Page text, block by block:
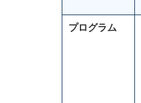
プログラム